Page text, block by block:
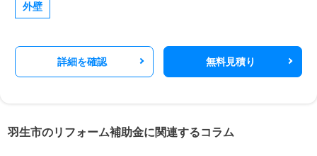
外壁
詳細を確認 無料見積り
羽生市のリフォーム補助金に関連するコラム